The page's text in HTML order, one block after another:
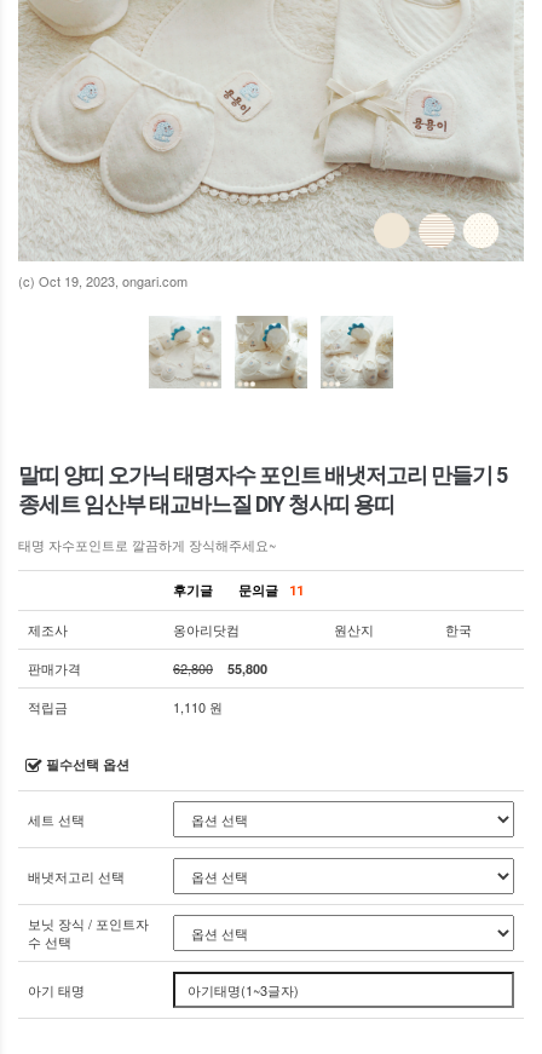
(c) Oct 19, 2023, ongari.com
말띠 양띠 오가닉 태명자수 포인트 배냇저고리 만들기 5
종세트 임산부 태교바느질 DIY 청사띠 용띠
태명 자수포인트로 깔끔하게 장식해주세요~
후기글 문의글 11
제조사 옹아리닷컴 원산지
한국
판매가격
62,800 55,800
적립금 1,110 원
필수선택 옵션
세트 선택
배냇저고리 선택
보닛 장식 / 포인트자
수 선택
아기 태명